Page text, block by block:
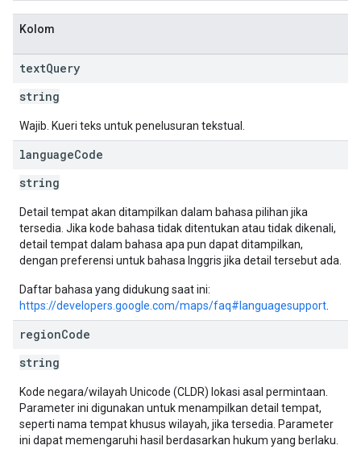
Kolom
textQuery
string
Wajib. Kueri teks untuk penelusuran tekstual.
languageCode
string
Detail tempat akan ditampilkan dalam bahasa pilihan jika
tersedia. Jika kode bahasa tidak ditentukan atau tidak dikenali,
detail tempat dalam bahasa apa pun dapat ditampilkan,
dengan preferensi untuk bahasa Inggris jika detail tersebut ada.
Daftar bahasa yang didukung saat ini:
https://developers.google.com/maps/faq#languagesupport
regionCode
string
Kode negara/wilayah Unicode (CLDR) lokasi asal permintaan.
Parameter ini digunakan untuk menampilkan detail tempat,
seperti nama tempat khusus wilayah, jika tersedia. Parameter
ini dapat memengaruhi hasil berdasarkan hukum yang berlaku.